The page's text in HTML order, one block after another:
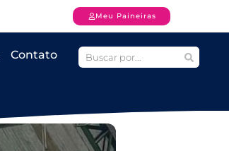
Meu Paineiras
Contato